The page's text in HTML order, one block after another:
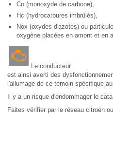
Co (monoxyde de carbone),
Hc (hydrocarbures imbrûlés),
Nox (oxydes d'azotes) ou
oxygène placées en amont et en
Le conducteur
est ainsi averti des
l'allumage de ce témoin spécifique
Il y a un risque d'endommager le
Faites vérifier par le réseau citroën